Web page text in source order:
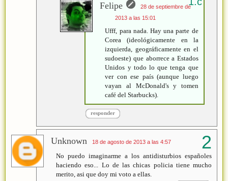
Felipe
28 de septiembre de
2013 a las 15:01
Ufff, para nada. Hay una parte de
Corea (ideológicamente en la
izquierda, geográficamente en el
sudoeste) que aborrece a Estados
Unidos y todo lo que tenga que
ver con ese país (aunque luego
vayan al McDonald's y tomen
café del Starbucks).
responder
Unknown 18 de agosto de 2013 a las 4:57
No puedo imaginarme a los antidisturbios españoles
haciendo eso... Lo de las chicas policia tiene mucho
merito, asi que doy mi voto a ellas.